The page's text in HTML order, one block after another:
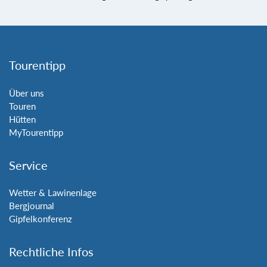
Tourentipp
Über uns
Touren
Hütten
MyTourentipp
Service
Wetter & Lawinenlage
Bergjournal
Gipfelkonferenz
Rechtliche Infos